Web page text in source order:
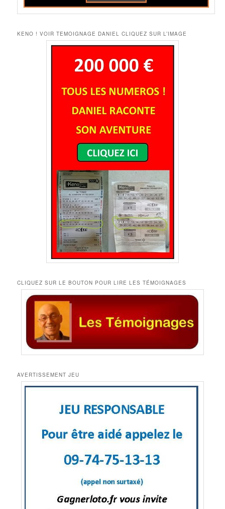
KENO ! VOIR TEMOIGNAGE DANIEL CLIQUEZ SUR L’IMAGE
CLIQUEZ SUR LE BOUTON POUR LIRE LES TÉMOIGNAGES
AVERTISSEMENT JEU